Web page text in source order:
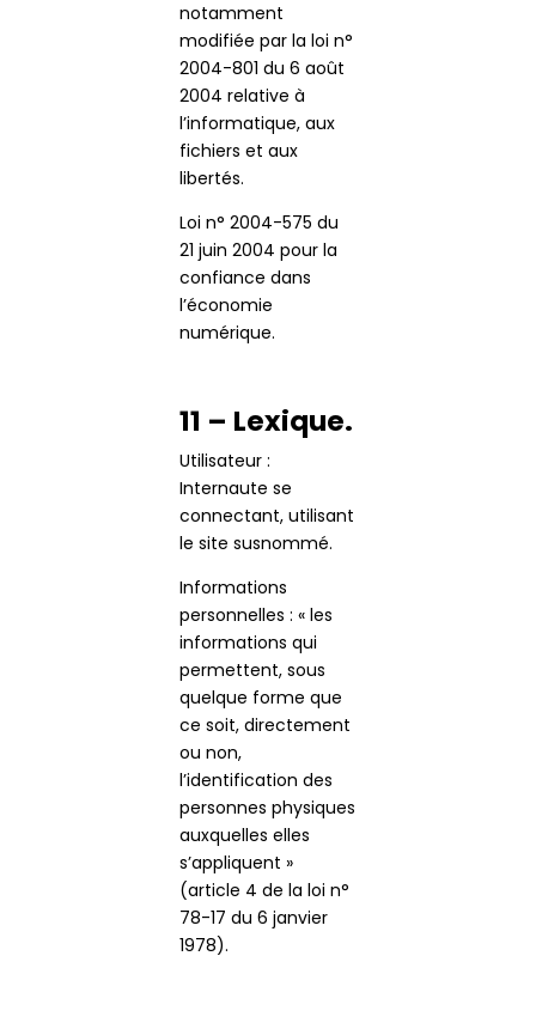
notamment
modifiée par la loi n°
2004-801 du 6 août
2004 relative à
l’informatique, aux
fichiers et aux
libertés.
Loi n° 2004-575 du
21 juin 2004 pour la
confiance dans
l’économie
numérique.
11 – Lexique.
Utilisateur :
Internaute se
connectant, utilisant
le site susnommé.
Informations
personnelles : « les
informations qui
permettent, sous
quelque forme que
ce soit, directement
ou non,
l’identification des
personnes physiques
auxquelles elles
s’appliquent »
(article 4 de la loi n°
78-17 du 6 janvier
1978).